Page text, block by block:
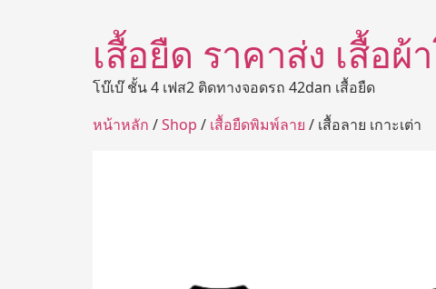
เสื้อยืด ราคาส่ง เสื้อ
โบ๊เบ๊ ชั้น 4 เฟส2 ติดทางจอดรถ 42dan เสื้อยืด
หน้าหลัก /Shop / เสื้อยืดพิมพ์ลาย / เสื้อลาย เกาะเต่า